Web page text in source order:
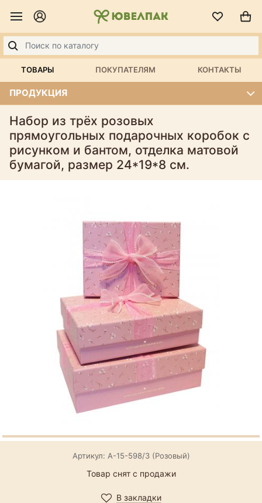
ТОВАРЫ ПОКУПАТЕЛЯМ КОНТАКТЫ
ПРОДУКЦИЯ
Набор из трёх розовых
прямоугольных подарочных коробок с
рисунком и бантом, отделка матовой
бумагой, размер 24*19*8 см.
Артикул: А-15-598/3 (Розовый)
Товар снят с продажи
В закладки